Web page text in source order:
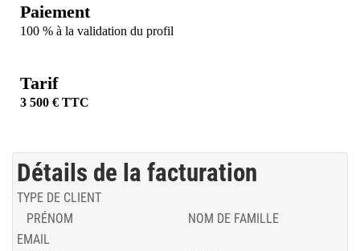
Paiement
100 % à la validation du profil
Tarif
3 500 € TTC
Détails de la facturation
TYPE DE CLIENT
PRÉNOM
NOM DE FAMILLE
EMAIL